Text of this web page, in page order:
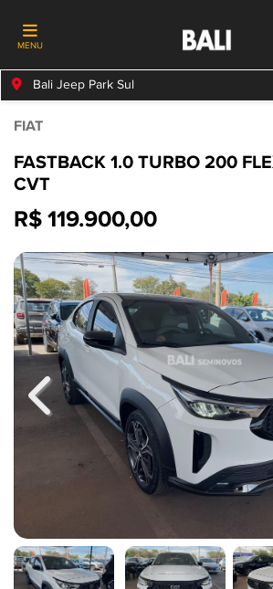
MENU
Bali Jeep Park Sul
FIAT
FASTBACK 1.0 TURBO 200
CVT
R$ 119.900,00
Previous